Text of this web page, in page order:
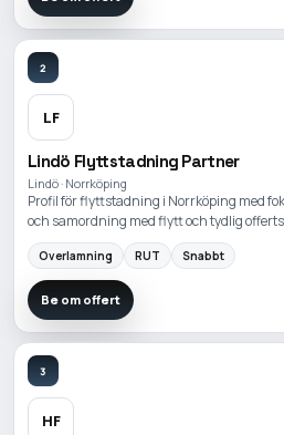
2
LF
Lindö Flyttstadning Partner
Lindö · Norrköping
Profil för flyttstadning i Norrköping med
och samordning med flytt och tydlig
Overlamning RUT Snabbt
Be om offert
3
HF